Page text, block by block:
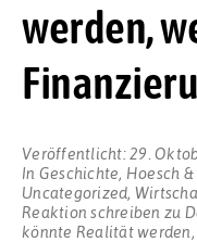
werden,
Veröffentlicht:29.
In Geschichte, Hoesch
Uncategorized,
Reaktion schreiben zu
könnte Realität